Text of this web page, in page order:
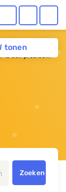
tonen
is een probleem
Zoeken